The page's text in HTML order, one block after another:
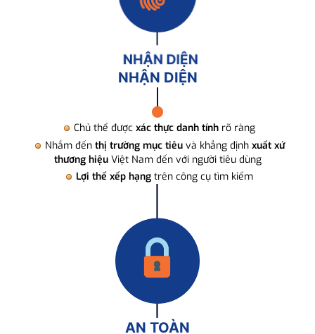
NHẬN DIỆN
Chủ thể được xác thực danh tính rõ ràng
Nhắm đến thị trường mục tiêuvà khẳng định xuất xứ
thương hiệuViệt Nam đến với người tiêu dùng
Lợi thế xếp hạng trên công cụ tìm kiếm
AN TOÀN